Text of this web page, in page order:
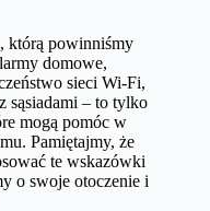
którą powinniśmy
domowe,
sieci Wi-Fi,
sąsiadami – to tylko
mogą pomóc w
Pamiętajmy, że
te wskazówki
o swoje otoczenie i